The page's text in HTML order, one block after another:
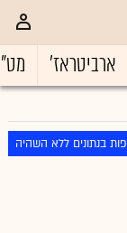
ארביטראז'
בנתונים ללא השהיה